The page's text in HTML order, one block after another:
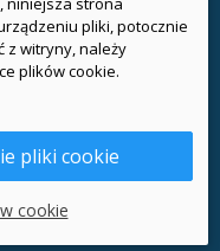
pliki, potocznie
z witryny, należy
plików cookie.
pliki cookie
cookie